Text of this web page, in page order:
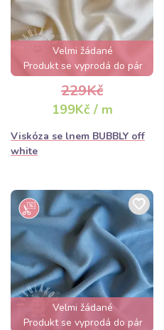
Velmi žádané
Produkt se vyprodá do pár
hodin
229Kč
199Kč / m
Viskóza se lnem BUBBLY off
white
Velmi žádané
Produkt se vyprodá do pár